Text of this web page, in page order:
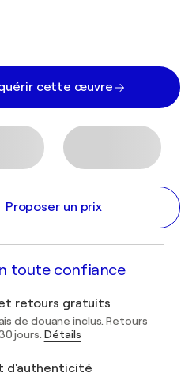
cette œuvre
Proposer un prix
toute confiance
retours gratuits
de douane inclus. Retours
jours. Détails
d'authenticité